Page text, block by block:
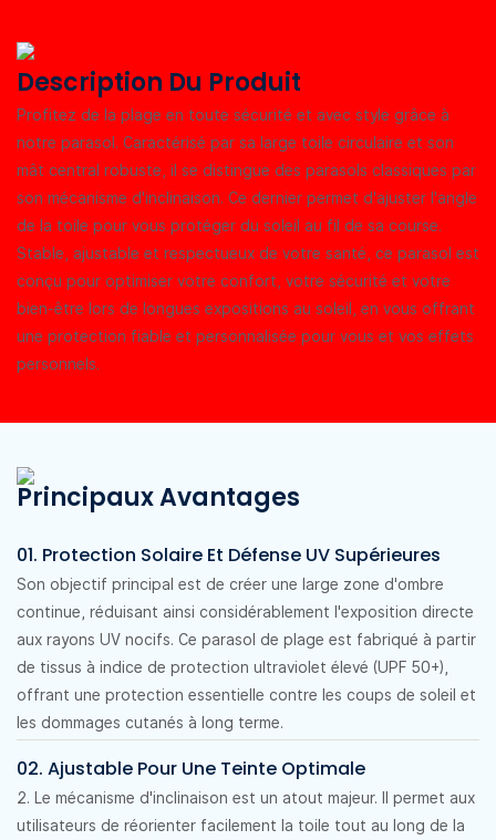
Description Du Produit
Profitez de la plage en toute sécurité et avec style grâce à
notre parasol. Caractérisé par sa large toile circulaire et son
mât central robuste, il se distingue des parasols classiques par
son mécanisme d'inclinaison. Ce dernier permet d'ajuster l'angle
de la toile pour vous protéger du soleil au fil de sa course.
Stable, ajustable et respectueux de votre santé, ce parasol est
conçu pour optimiser votre confort, votre sécurité et votre
bien-être lors de longues expositions au soleil, en vous offrant
une protection fiable et personnalisée pour vous et vos effets
personnels.
Principaux Avantages
01. Protection Solaire Et Défense UV Supérieures
Son objectif principal est de créer une large zone d'ombre
continue, réduisant ainsi considérablement l'exposition directe
aux rayons UV nocifs. Ce parasol de plage est fabriqué à partir
de tissus à indice de protection ultraviolet élevé (UPF 50+),
offrant une protection essentielle contre les coups de soleil et
les dommages cutanés à long terme.
02. Ajustable Pour Une Teinte Optimale
2. Le mécanisme d'inclinaison est un atout majeur. Il permet aux
utilisateurs de réorienter facilement la toile tout au long de la